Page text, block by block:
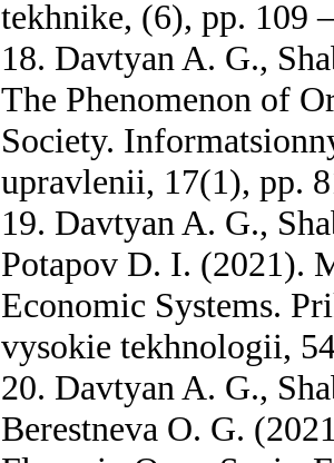
tekhnike, (6), pp. 109
18. Davtyan A. G.,
The Phenomenon of
Society.
upravlenii, 17(1), pp.
19. Davtyan A. G.,
Potapov D. I. (2021).
Economic Systems.
vysokie tekhnologii,
20. Davtyan A. G.,
Berestneva O. G.